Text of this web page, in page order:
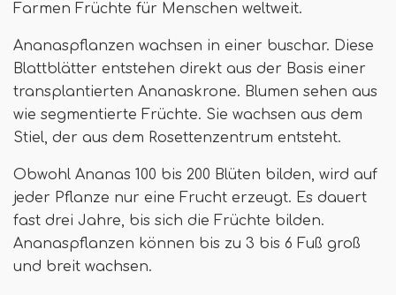
Farmen Früchte für Menschen weltweit.
Ananaspflanzen wachsen in einer buschar. Diese
Blattblätter entstehen direkt aus der Basis einer
transplantierten Ananaskrone. Blumen sehen aus
wie segmentierte Früchte. Sie wachsen aus dem
Stiel, der aus dem Rosettenzentrum entsteht.
Obwohl Ananas 100 bis 200 Blüten bilden, wird auf
jeder Pflanze nur eine Frucht erzeugt. Es dauert
fast drei Jahre, bis sich die Früchte bilden.
Ananaspflanzen können bis zu 3 bis 6 Fuß groß
und breit wachsen.